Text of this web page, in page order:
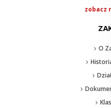
zobacz
O